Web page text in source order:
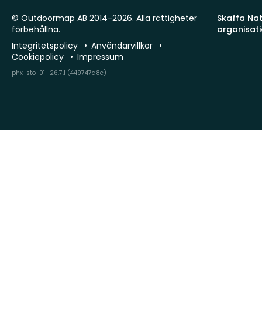
Skaffa
© Outdoormap AB 2014-2026. Alla rättigheter
förbehållna.
Integritetspolicy
Användarvillkor
Cookiepolicy
Impressum
phx-sto-01 · 26.7.1 (449747a8c)